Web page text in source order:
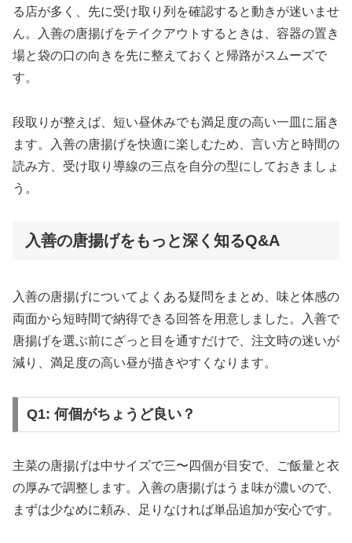
る店が多く、先に受け取り列を確認すると動きが迷いませ
ん。入善の唐揚げをテイクアウトするときは、容器の置き
場と袋の口の向きを先に整えておくと帰路がスムーズで
す。
段取りが整えば、短い昼休みでも満足度の高い一皿に届き
ます。入善の唐揚げを快適に楽しむため、言い方と時間の
読み方、受け取り導線の三点を自分の型にしておきましょ
う。
入善の唐揚げをもっと深く知るQ&A
入善の唐揚げについてよくある疑問をまとめ、味と体感の
両面から短時間で納得できる回答を用意しました。入善で
唐揚げを選ぶ前にざっと目を通すだけで、注文時の迷いが
減り、満足度の高い昼が描きやすくなります。
Q1: 何個がちょうど良い？
主菜の唐揚げは中サイズで三〜四個が目安で、ご飯量と衣
の厚みで調整します。入善の唐揚げはうま味が濃いので、
まずは少なめに頼み、足りなければ単品追加が安心です。